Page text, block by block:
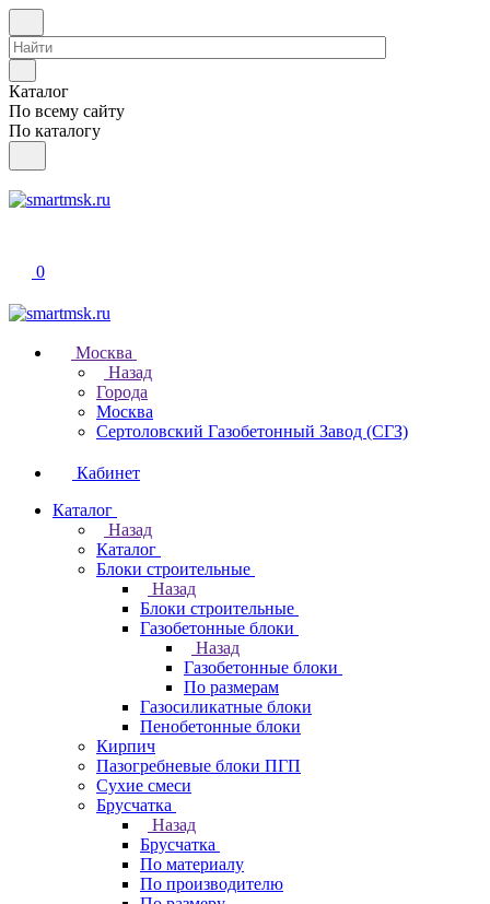
Каталог
По всему сайту
По каталогу
0
Москва
Назад
Города
Москва
Сертоловский Газобетонный Завод (СГЗ)
Кабинет
Каталог
Назад
Каталог
Блоки строительные
Назад
Блоки строительные
Газобетонные блоки
Назад
Газобетонные блоки
По размерам
Газосиликатные блоки
Пенобетонные блоки
Кирпич
Пазогребневые блоки ПГП
Сухие смеси
Брусчатка
Назад
Брусчатка
По материалу
По производителю